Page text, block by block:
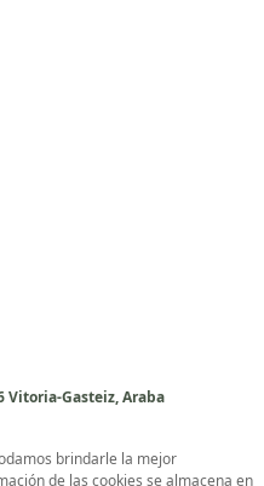
Vitoria-Gasteiz, Araba
brindarle la mejor
de las cookies se almacena en